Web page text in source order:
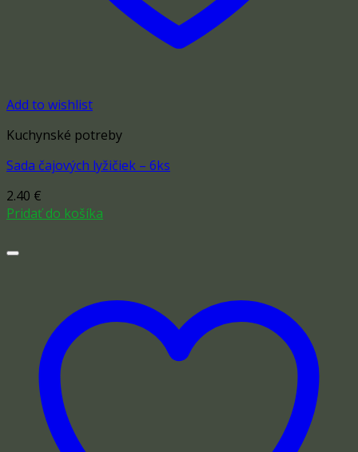
Add to wishlist
Kuchynské potreby
Sada čajových lyžičiek – 6ks
2.40 €
Pridať do košíka